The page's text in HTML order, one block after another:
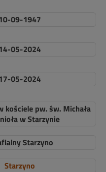
09-1947
05-2024
05-2024
kościele pw. św. Michała
w Starzynie
Starzyno
Starzyno